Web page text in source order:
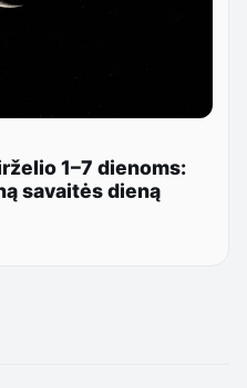
1–7 dienoms:
savaitės dieną